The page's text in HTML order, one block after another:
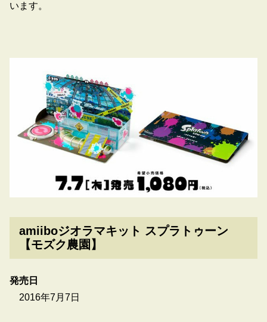
います。
amiiboジオラマキット スプラトゥーン
【モズク農園】
発売日
2016年7月7日